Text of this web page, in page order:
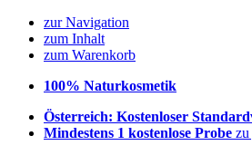
zur Navigation
zum Inhalt
zum Warenkorb
100% Naturkosmetik
Österreich: Kostenloser
Mindestens 1 kostenlose Probe zu